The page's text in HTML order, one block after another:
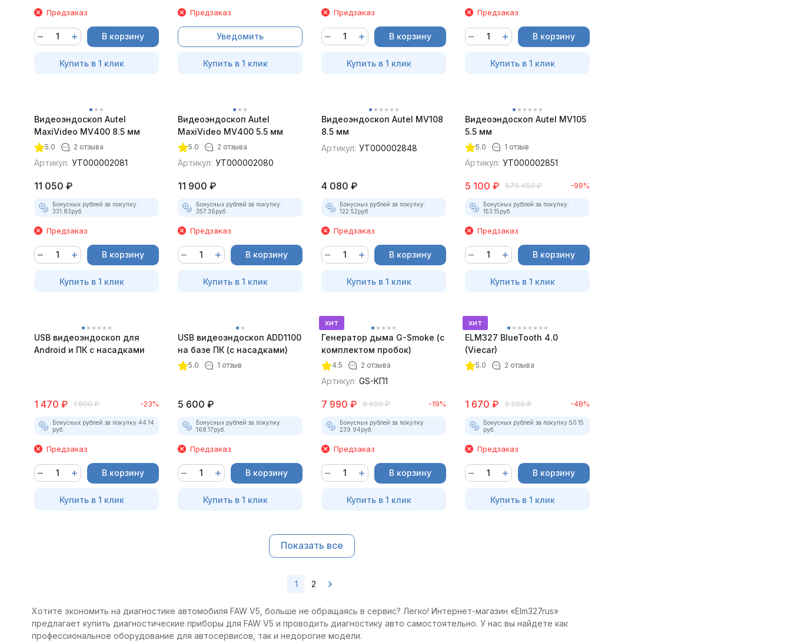
Предзаказ
В корзину
Купить в 1 клик
Предзаказ
Уведомить
Купить в 1 клик
Предзаказ
В корзину
Купить в 1 клик
Предзаказ
В корзину
Купить в 1 клик
Видеоэндоскоп Autel
MaxiVideo MV400 8.5 мм
5.0 2 отзыва
Артикул: УТ000002081
11 050 ₽
Бонусных рублей за покупку:
331.83руб.
Предзаказ
В корзину
Купить в 1 клик
Видеоэндоскоп Autel
MaxiVideo MV400 5.5 мм
5.0 2 отзыва
Артикул: УТ000002080
11 900 ₽
Бонусных рублей за покупку:
357.36руб.
Предзаказ
В корзину
Купить в 1 клик
Видеоэндоскоп Autel MV108
8.5 мм
Артикул: УТ000002848
4 080 ₽
Бонусных рублей за покупку:
122.52руб.
Предзаказ
В корзину
Купить в 1 клик
Видеоэндоскоп Autel MV105
5.5 мм
5.0 1 отзыв
Артикул: УТ000002851
5 100 ₽ 575 450 ₽ -99%
Бонусных рублей за покупку:
153.15руб.
Предзаказ
В корзину
Купить в 1 клик
USB видеоэндоскоп для
Android и ПК с насадками
1 470 ₽ 1 900 ₽ -23%
Бонусных рублей за покупку:44.14
руб.
Предзаказ
В корзину
Купить в 1 клик
USB видеоэндоскоп ADD1100
на базе ПК (с насадками)
5.0 1 отзыв
5 600 ₽
Бонусных рублей за покупку:
168.17руб.
Предзаказ
В корзину
Купить в 1 клик
хит
Генератор дыма G-Smoke (c
комплектом пробок)
4.5 2 отзыва
Артикул: GS-КП1
7 990 ₽ 9 920 ₽ -19%
Бонусных рублей за покупку:
239.94руб.
Предзаказ
В корзину
Купить в 1 клик
хит
ELM327 BlueTooth 4.0
(Viecar)
5.0 2 отзыва
1 670 ₽ 3 200 ₽ -48%
Бонусных рублей за покупку:50.15
руб.
Предзаказ
В корзину
Купить в 1 клик
Показать все
1 2
Хотите экономить на диагностике автомобиля FAW V5, больше не обращаясь в сервис? Легко! Интернет-магазин «Elm327rus»
предлагает купить диагностические приборы для FAW V5 и проводить диагностику авто самостоятельно. У нас вы найдете как
профессиональное оборудование для автосервисов, так и недорогие модели.